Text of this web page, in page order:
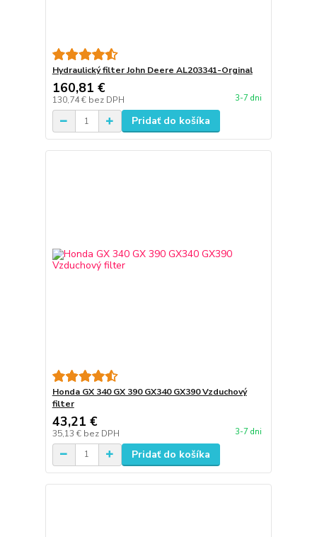
Hydraulický filter John Deere AL203341-Orginal
160,81 €
130,74 € bez DPH 3-7 dni
Pridať do košíka
Honda GX 340 GX 390 GX340 GX390 Vzduchový
filter
43,21 €
35,13 € bez DPH 3-7 dni
Pridať do košíka